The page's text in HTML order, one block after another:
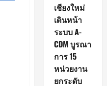
เชียงใหม่
เดินหน้า
ระบบ A-
CDM บูรณา
การ 15
หน่วยงาน
ยกระดับ